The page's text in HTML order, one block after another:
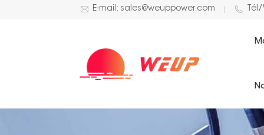
E-mail: sales@weuppower.com